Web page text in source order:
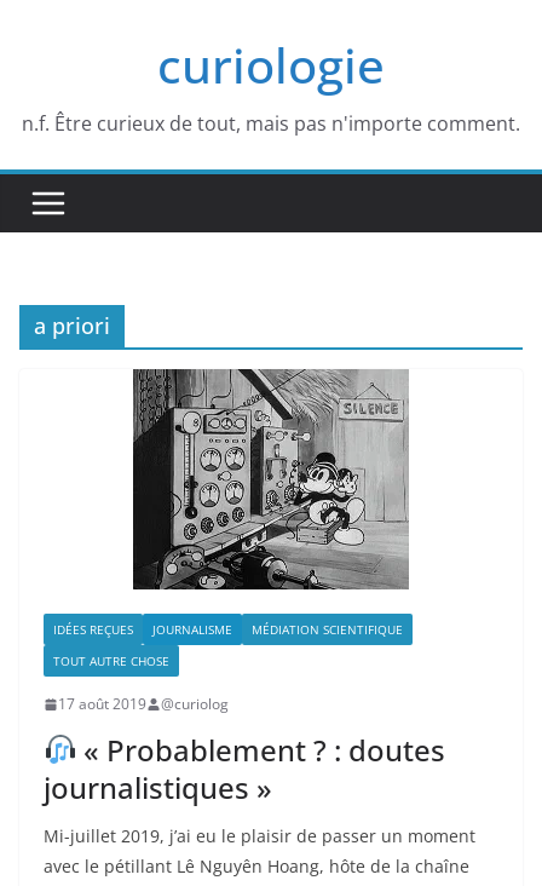
curiologie
n.f. Être curieux de tout, mais pas n'importe comment.
a priori
IDÉES REÇUES JOURNALISME
MÉDIATION SCIENTIFIQUE
TOUT AUTRE CHOSE
17 août 2019 @curiolog
« Probablement ? : doutes
journalistiques »
Mi-juillet 2019, j’ai eu le plaisir de passer un moment
avec le pétillant Lê Nguyên Hoang, hôte de la chaîne